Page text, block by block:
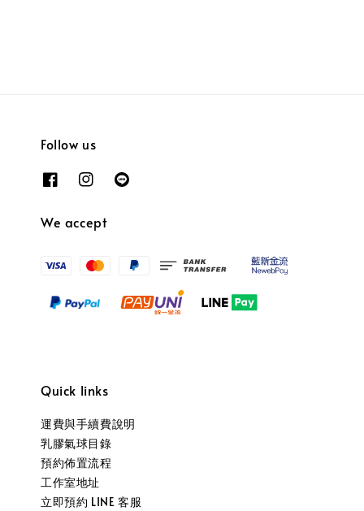
Follow us
We accept
Quick links
運費與手續費說明
乳膠氣球目錄
預約佈置流程
工作室地址
立即預約 LINE 客服